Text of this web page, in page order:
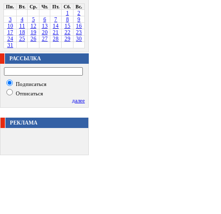
Пн. Вт. Ср. Чт. Пт. Сб. Вс.
1
2
3
4 5 6 7 8
9
10
11 12 13 14 15
16
17
18 19 20 21 22
23
24
25 26 27 28 29
30
31
РАССЫЛКА
Подписаться
Отписаться
далее
РЕКЛАМА